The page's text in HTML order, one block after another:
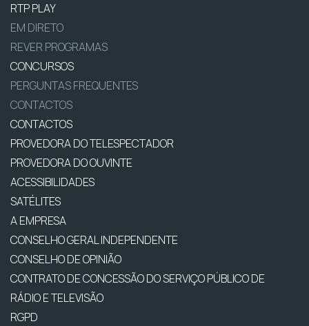
RTP PLAY
EM DIRETO
REVER PROGRAMAS
CONCURSOS
PERGUNTAS FREQUENTES
CONTACTOS
CONTACTOS
PROVEDORA DO TELESPECTADOR
PROVEDORA DO OUVINTE
ACESSIBILIDADES
SATÉLITES
A EMPRESA
CONSELHO GERAL INDEPENDENTE
CONSELHO DE OPINIÃO
CONTRATO DE CONCESSÃO DO SERVIÇO PÚBLICO DE
RÁDIO E TELEVISÃO
RGPD